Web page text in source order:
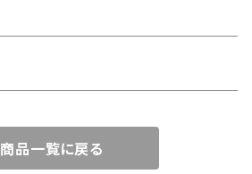
商品一覧に戻る